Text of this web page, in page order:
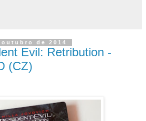
de 2014
Evil: Retribution -
(CZ)